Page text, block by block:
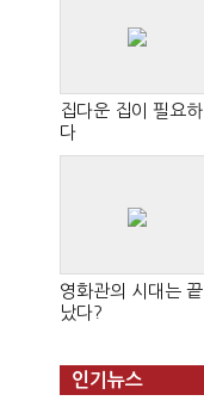
집다운 집이 필요하
다
영화관의 시대는 끝
났다?
인기뉴스